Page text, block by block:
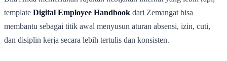
template Digital Employee Handbook dari Zemangat bisa
membantu sebagai titik awal menyusun aturan absensi, izin, cuti,
dan disiplin kerja secara lebih tertulis dan konsisten.